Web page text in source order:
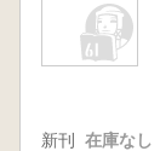
新刊 在庫なし